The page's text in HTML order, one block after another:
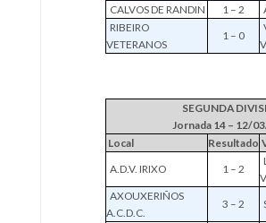
CALVOS DE RANDIN
1 – 2
RIBEIRO
VETERANOS
1 – 0
SEGUNDA
Jornada 14 – 12/
Local
Resultado
A.D.V. IRIXO
1 – 2
AXOUXERIÑOS
A.C.D.C.
3 – 2